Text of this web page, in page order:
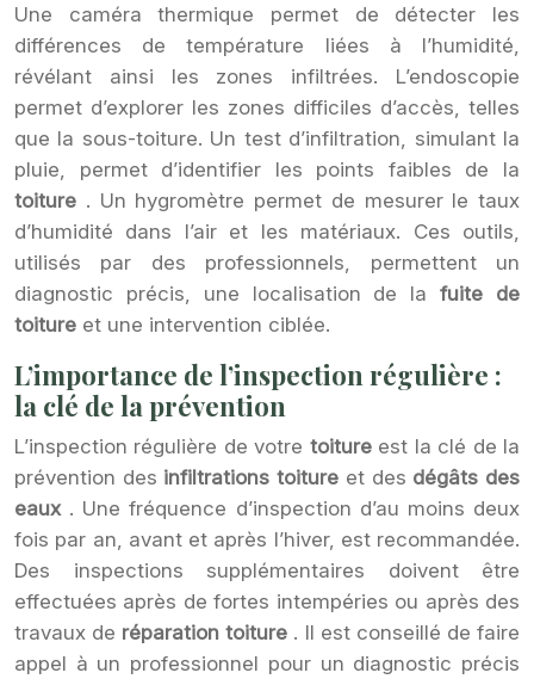
Une caméra thermique permet de détecter les
différences de température liées à l’humidité,
révélant ainsi les zones infiltrées. L’endoscopie
permet d’explorer les zones difficiles d’accès, telles
que la sous-toiture. Un test d’infiltration, simulant la
pluie, permet d’identifier les points faibles de la
toiture . Un hygromètre permet de mesurer le taux
d’humidité dans l’air et les matériaux. Ces outils,
utilisés par des professionnels, permettent un
diagnostic précis, une localisation de lafuite de
toiture et une intervention ciblée.
L’importance de l’inspection régulière :
la clé de la prévention
L’inspection régulière de votre toiture est la clé de la
prévention des infiltrations toiture et des dégâts des
eaux . Une fréquence d’inspection d’au moins deux
fois par an, avant et après l’hiver, est recommandée.
Des inspections supplémentaires doivent être
effectuées après de fortes intempéries ou après des
travaux de réparation toiture . Il est conseillé de faire
appel à un professionnel pour un diagnostic précis